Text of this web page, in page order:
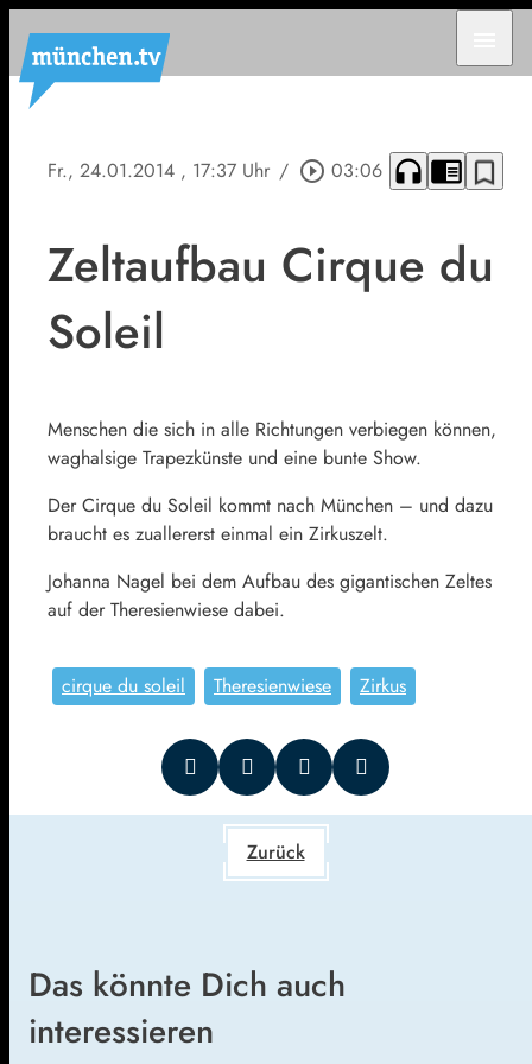
Fr., 24.01.2014 , 17:37 Uhr / play_circle_outline 03:06 headphones chrome_reader_mode bookmark_border
Zeltaufbau Cirque du
Soleil
Menschen die sich in alle Richtungen verbiegen können,
waghalsige Trapezkünste und eine bunte Show.
Der Cirque du Soleil kommt nach München – und dazu
braucht es zuallererst einmal ein Zirkuszelt.
Johanna Nagel bei dem Aufbau des gigantischen Zeltes
auf der Theresienwiese dabei.
cirque du soleil Theresienwiese Zirkus
Zurück
Das könnte Dich auch
interessieren